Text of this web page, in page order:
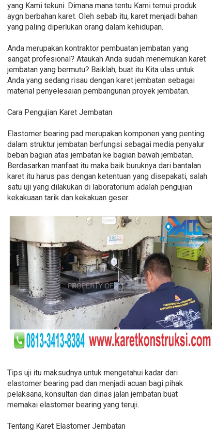
yang Kami tekuni. Dimana mana tentu Kami temui produk
aygn berbahan karet. Oleh sebab itu, karet menjadi bahan
yang paling diperlukan orang dalam kehidupan.
Anda merupakan kontraktor pembuatan jembatan yang
sangat profesional? Ataukah Anda sudah menemukan karet
jembatan yang bermutu? Baiklah, buat itu Kita ulas untuk
Anda yang sedang risau dengan karet jembatan sebagai
material penyelesaian pembangunan proyek jembatan.
Cara Pengujian Karet Jembatan
Elastomer bearing pad merupakan komponen yang penting
dalam struktur jembatan berfungsi sebagai media penyalur
beban bagian atas jembatan ke bagian bawah jembatan.
Berdasarkan manfaat itu maka baik buruknya dari bantalan
karet itu harus pas dengan ketentuan yang disepakati, salah
satu uji yang dilakukan di laboratorium adalah pengujian
kekakuaan tarik dan kekakuan geser.
Tips uji itu maksudnya untuk mengetahui kadar dari
elastomer bearing pad dan menjadi acuan bagi pihak
pelaksana, konsultan dan dinas jalan jembatan buat
memakai elastomer bearing yang teruji.
Tentang Karet Elastomer Jembatan